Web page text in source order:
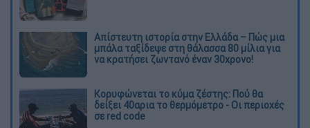
Απίστευτη ιστορία στην Ελλάδα – Πώς μια
μπάλα ταξίδεψε στη θάλασσα 80 μίλια για
να κρατήσει ζωντανό έναν 30χρονο!
Κορυφώνεται το κύμα ζέστης: Πού θα
δείξει 40αρια το θερμόμετρο - Οι περιοχές
σε red code